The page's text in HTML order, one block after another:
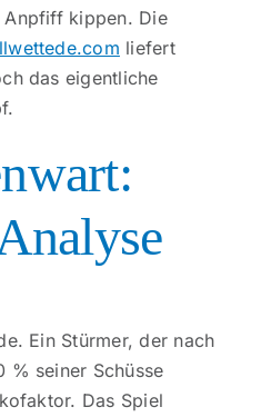
Anpfiff kippen. Die
liefert
das eigentliche
Ein Stürmer, der nach
% seiner Schüsse
Das Spiel